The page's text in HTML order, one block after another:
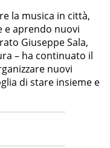
la musica in città,
e aprendo nuovi
Giuseppe Sala,
– ha continuato il
nuovi
di stare insieme e